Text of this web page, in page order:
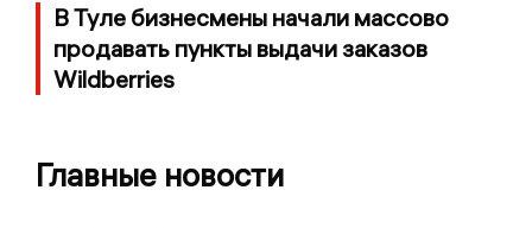
В Туле бизнесмены начали массово
продавать пункты выдачи заказов
Wildberries
Главные новости